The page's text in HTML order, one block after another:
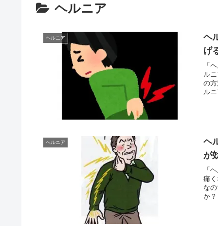
ヘルニア
ヘルニア
ヘ
げ
「
ル
の
ル
ヘルニア
ヘ
が
「
痛
な
か